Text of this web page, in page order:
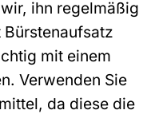
ihn regelmäßig
mit einem
Verwenden Sie
da diese die